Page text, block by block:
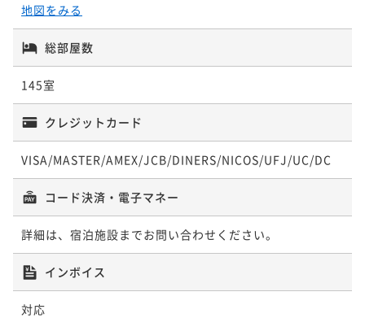
【連泊割】2連泊以上でお得にステイ＜朝食付＞
朝食付き 現地決済可
ポイント即利用で最大7％OFF
2名 ¥ 40,562 ~
地図をみる
総部屋数
145室
クレジットカード
VISA/MASTER/AMEX/JCB/DINERS/NICOS/UFJ/UC/DC
コード決済・電子マネー
詳細は、宿泊施設までお問い合わせください。
インボイス
対応